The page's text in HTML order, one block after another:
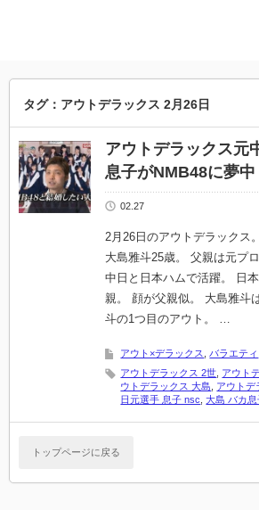
タグ：アウトデラックス 2月26日
アウトデラックス元
息子がNMB48に夢中
02.27
2月26日のアウトデラックス
大島雅斗25歳。 父親は元プ
中日と日本ハムで活躍。 日
親。 顔が父親似。 大島雅斗
斗の1つ目のアウト。 …
アウト×デラックス
バラエティ
アウトデラックス 2世 アウト
ウトデラックス 大島
アウトデ
日元選手 息子 nsc ,大島 バカ息
トップページに戻る